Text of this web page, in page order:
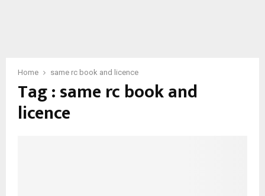
Home same rc book and licence
Tag : same rc book and
licence